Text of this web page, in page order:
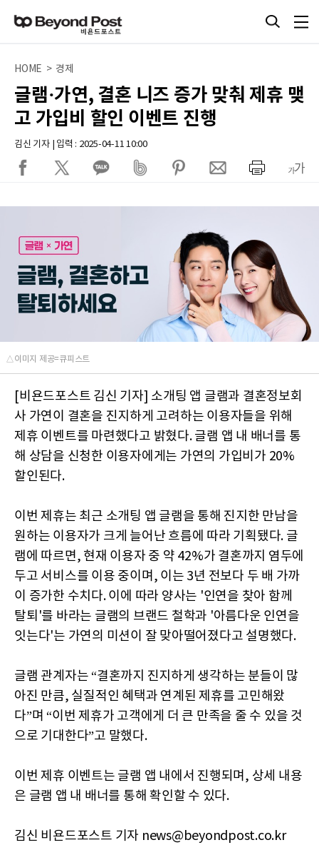
HOME > 경제
글램·가연, 결혼 니즈 증가 맞춰 제휴 맺
고 가입비 할인 이벤트 진행
김신 기자 | 입력 : 2025-04-11 10:00
△이미지 제공=큐피스트
[비욘드포스트 김신 기자] 소개팅 앱 글램과 결혼정보회
사 가연이 결혼을 진지하게 고려하는 이용자들을 위해
제휴 이벤트를 마련했다고 밝혔다. 글램 앱 내 배너를 통
해 상담을 신청한 이용자에게는 가연의 가입비가 20%
할인된다.
이번 제휴는 최근 소개팅 앱 글램을 통해 진지한 만남을
원하는 이용자가 크게 늘어난 흐름에 따라 기획됐다. 글
램에 따르면, 현재 이용자 중 약 42%가 결혼까지 염두에
두고 서비스를 이용 중이며, 이는 3년 전보다 두 배 가까
이 증가한 수치다. 이에 따라 양사는 '인연을 찾아 함께
탈퇴'를 바라는 글램의 브랜드 철학과 '아름다운 인연을
잇는다'는 가연의 미션이 잘 맞아떨어졌다고 설명했다.
글램 관계자는 “결혼까지 진지하게 생각하는 분들이 많
아진 만큼, 실질적인 혜택과 연계된 제휴를 고민해왔
다”며 “이번 제휴가 고객에게 더 큰 만족을 줄 수 있을 것
으로 기대한다”고 말했다.
이번 제휴 이벤트는 글램 앱 내에서 진행되며, 상세 내용
은 글램 앱 내 배너를 통해 확인할 수 있다.
김신 비욘드포스트 기자 news@beyondpost.co.kr